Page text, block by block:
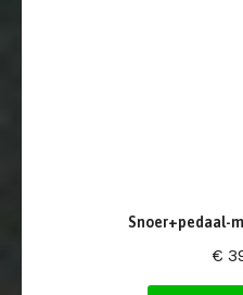
Snoer+pedaal-
€